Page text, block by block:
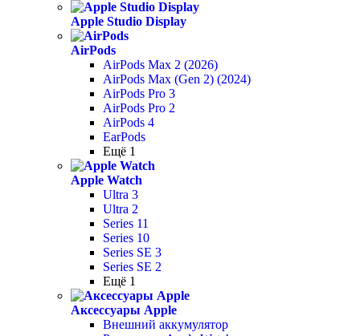
Apple Studio Display
AirPods
AirPods Max 2 (2026)
AirPods Max (Gen 2) (2024)
AirPods Pro 3
AirPods Pro 2
AirPods 4
EarPods
Ещё 1
Apple Watch
Ultra 3
Ultra 2
Series 11
Series 10
Series SE 3
Series SE 2
Ещё 1
Аксессуары Apple
Внешний аккумулятор